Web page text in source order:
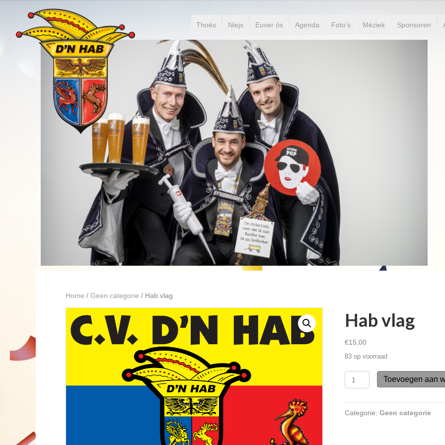
Thoës Niejs Euver ôs Agenda Foto’s Mèziek Sponsoren
Jeugdprinses Puck
Adjudanten Saar en Pam
Lees verder
Home / Geen categorie / Hab vlag
Hab vlag
€15,00
83 op voorraad
Hab
vlag
Toevoegen aan
Categorie: Geen categorie